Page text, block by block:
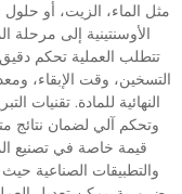
مثل الماء، الزيت، أو
الأوسنتينية إلى مرحلة
تتطلب العملية تحكم
التسخين، وقت الإبقاء،
النهائية للمادة. تقنيات
وتحكم آلي لضمان نتائج
قيمة خاصة في تصنيع
والتطبيقات الصناعية حيث